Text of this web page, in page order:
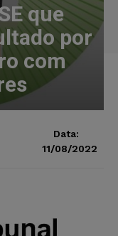
que
por
com
Data:
11/08/2022